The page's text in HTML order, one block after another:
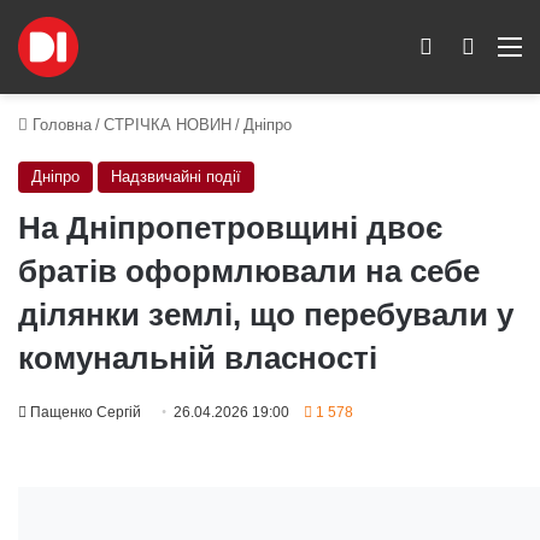
Пошук
Switch skin
Головна / СТРІЧКА НОВИН / Дніпро
Дніпро Надзвичайні події
На Дніпропетровщині двоє
братів оформлювали на себе
ділянки землі, що перебували у
комунальній власності
Пащенко Сергій 26.04.2026 19:00 1 578